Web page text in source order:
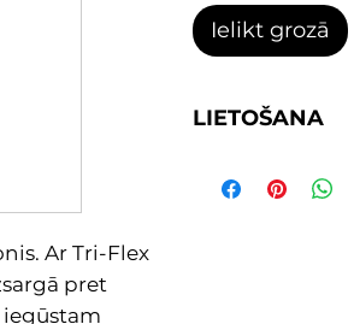
Ar Tri-Flex
pret
iegūstam
Ielikt grozā
LIETOŠANA
kārtai. 7.dienā